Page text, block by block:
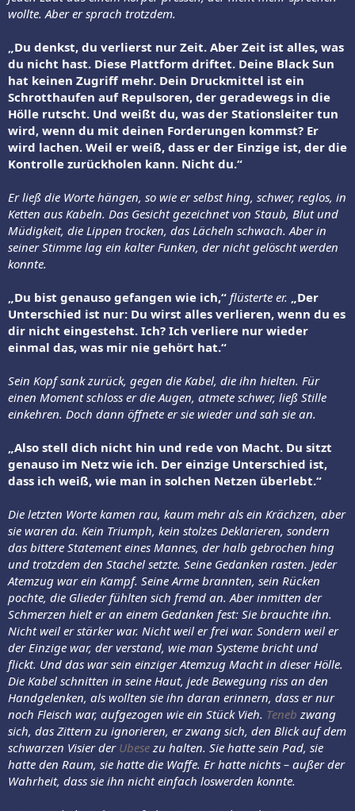
wollte. Aber er sprach trotzdem.
„Du denkst, du verlierst nur Zeit. Aber Zeit ist alles, was
du nicht hast. Diese Plattform driftet. Deine Black Sun
hat keinen Zugriff mehr. Dein Druckmittel ist ein
Schrotthaufen auf Repulsoren, der geradewegs in die
Hölle rutscht. Und weißt du, was der Stationsleiter tun
wird, wenn du mit deinen Forderungen kommst? Er
wird lachen. Weil er weiß, dass er der Einzige ist, der die
Kontrolle zurückholen kann. Nicht du.“
Er ließ die Worte hängen, so wie er selbst hing, schwer, reglos, in
Ketten aus Kabeln. Das Gesicht gezeichnet von Staub, Blut und
Müdigkeit, die Lippen trocken, das Lächeln schwach. Aber in
seiner Stimme lag ein kalter Funken, der nicht gelöscht werden
konnte.
„Du bist genauso gefangen wie ich,“ flüsterte er. „Der
Unterschied ist nur: Du wirst alles verlieren, wenn du es
dir nicht eingestehst. Ich? Ich verliere nur wieder
einmal das, was mir nie gehört hat.“
Sein Kopf sank zurück, gegen die Kabel, die ihn hielten. Für
einen Moment schloss er die Augen, atmete schwer, ließ Stille
einkehren. Doch dann öffnete er sie wieder und sah sie an.
„Also stell dich nicht hin und rede von Macht. Du sitzt
genauso im Netz wie ich. Der einzige Unterschied ist,
dass ich weiß, wie man in solchen Netzen überlebt.“
Die letzten Worte kamen rau, kaum mehr als ein Krächzen, aber
sie waren da. Kein Triumph, kein stolzes Deklarieren, sondern
das bittere Statement eines Mannes, der halb gebrochen hing
und trotzdem den Stachel setzte. Seine Gedanken rasten. Jeder
Atemzug war ein Kampf. Seine Arme brannten, sein Rücken
pochte, die Glieder fühlten sich fremd an. Aber inmitten der
Schmerzen hielt er an einem Gedanken fest: Sie brauchte ihn.
Nicht weil er stärker war. Nicht weil er frei war. Sondern weil er
der Einzige war, der verstand, wie man Systeme bricht und
flickt. Und das war sein einziger Atemzug Macht in dieser Hölle.
Die Kabel schnitten in seine Haut, jede Bewegung riss an den
Handgelenken, als wollten sie ihn daran erinnern, dass er nur
noch Fleisch war, aufgezogen wie ein Stück Vieh. Teneb zwang
sich, das Zittern zu ignorieren, er zwang sich, den Blick auf dem
schwarzen Visier der Ubesezu halten. Sie hatte sein Pad, sie
hatte den Raum, sie hatte die Waffe. Er hatte nichts – außer der
Wahrheit, dass sie ihn nicht einfach loswerden konnte.